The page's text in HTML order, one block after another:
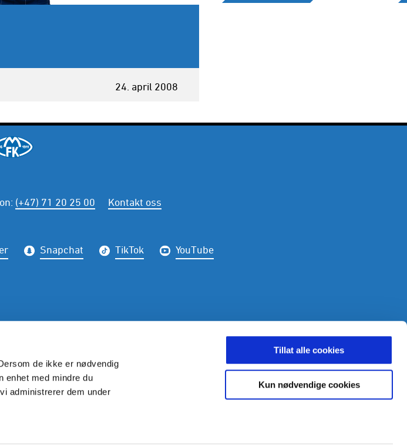
de ikke er nødvendig
enhet med mindre du
administrerer dem under
Tillat alle cookies
Kun nødvendige cookies
24. april 2008
: (+47) 71 20 25 00 Kontakt oss
Snapchat TikTok YouTube